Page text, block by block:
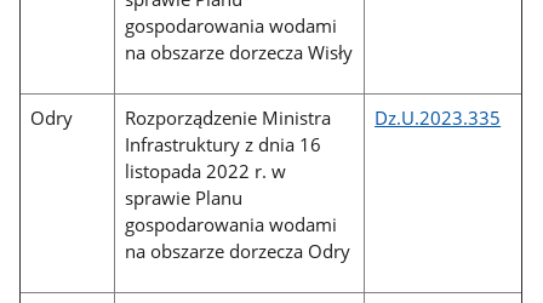
gospodarowania wodami
na obszarze dorzecza Wisły
Odry
Rozporządzenie Ministra
Infrastruktury z dnia 16
listopada 2022 r. w
sprawie Planu
gospodarowania wodami
na obszarze dorzecza Odry
Dz.U.2023.335